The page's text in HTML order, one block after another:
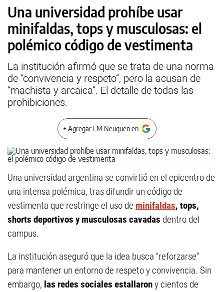
Una universidad prohíbe usar
minifaldas, tops y musculosas: el
polémico código de vestimenta
La institución afirmó que se trata de una norma
de “convivencia y respeto”, pero la acusan de
“machista y arcaica”. El detalle de todas las
prohibiciones.
+ Agregar LM Neuquen en
Una universidad argentina se convirtió en el epicentro de
una intensa polémica, tras difundir un código de
vestimenta que restringe el uso de minifaldas, tops,
shorts deportivos y musculosas cavadas dentro del
campus.
La institución aseguró que la idea busca “reforzarse”
para mantener un entorno de respeto y convivencia. Sin
embargo, las redes sociales estallarony cientos de